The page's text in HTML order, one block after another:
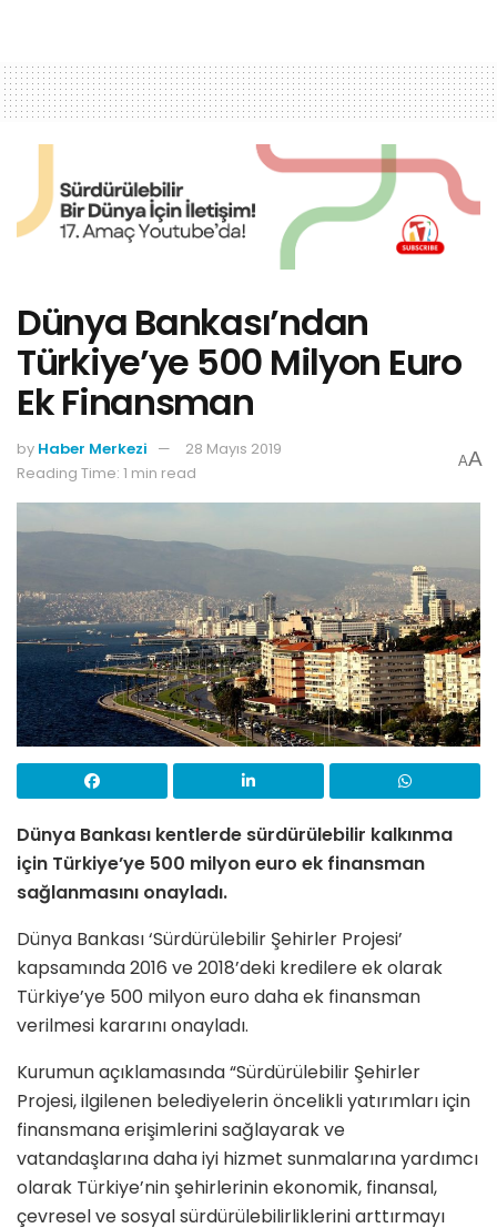
Dünya Bankası’ndan
Türkiye’ye 500 Milyon Euro
Ek Finansman
by Haber Merkezi
28 Mayıs 2019
Reading Time: 1 min read
AA
Dünya Bankası kentlerde sürdürülebilir kalkınma
için Türkiye’ye 500 milyon euro ek finansman
sağlanmasını onayladı.
Dünya Bankası ‘Sürdürülebilir Şehirler Projesi’
kapsamında 2016 ve 2018’deki kredilere ek olarak
Türkiye’ye 500 milyon euro daha ek finansman
verilmesi kararını onayladı.
Kurumun açıklamasında “Sürdürülebilir Şehirler
Projesi, ilgilenen belediyelerin öncelikli yatırımları için
finansmana erişimlerini sağlayarak ve
vatandaşlarına daha iyi hizmet sunmalarına yardımcı
olarak Türkiye’nin şehirlerinin ekonomik, finansal,
çevresel ve sosyal sürdürülebilirliklerini arttırmayı